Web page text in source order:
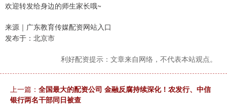
欢迎转发给身边的师生家长哦~
来源｜广东教育传媒配资网站入口
发布于：北京市
利好配资提示：文章来自网络，不代表本站观点。
上一篇： 全国最大的配资公司 金融反腐持续深化！农发行、中信
银行两名干部同日被查